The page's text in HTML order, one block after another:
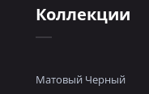
Коллекции
Матовый Черный